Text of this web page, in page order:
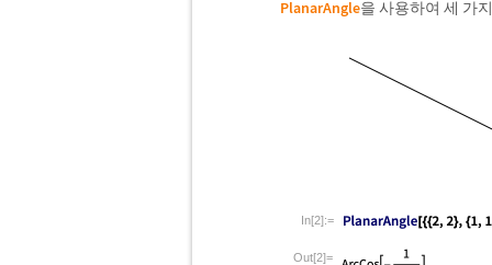
PlanarAngle을 사용하여 세 가
In[2]:=
Out[2]=